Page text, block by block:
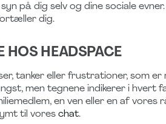
på dig selv og dine sociale
dig.
HOS HEADSPACE
tanker eller frustrationer, som
men tegnene indikerer i hvert
en ven eller en af vores
til vores chat.